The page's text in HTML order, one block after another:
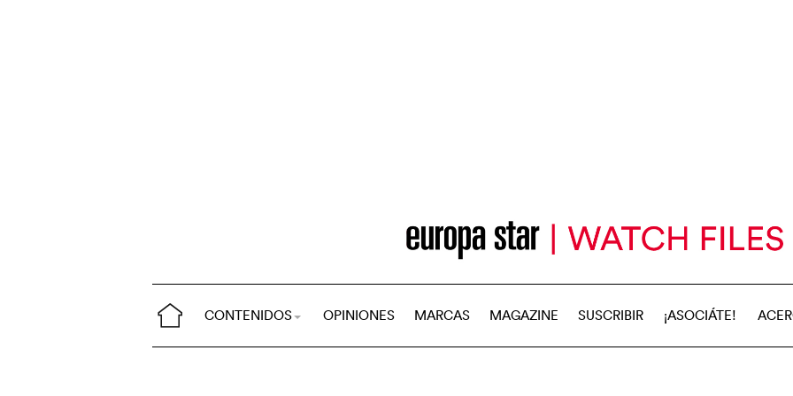
CONTENIDOS OPINIONES MARCAS MAGAZINE SUSCRIBIR ¡ASOCIÁTE!